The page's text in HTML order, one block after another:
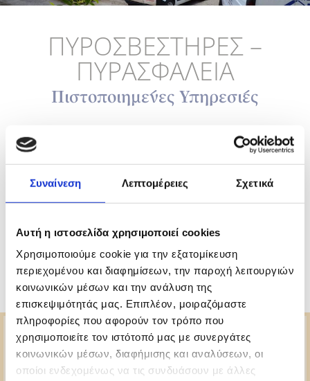
Συναίνεση Λεπτομέρειες Σχετικά
Αυτή η ιστοσελίδα χρησιμοποιεί cookies
Χρησιμοποιούμε cookie για την εξατομίκευση
περιεχομένου και διαφημίσεων, την παροχή λειτουργιών
κοινωνικών μέσων και την ανάλυση της
επισκεψιμότητάς μας. Επιπλέον, μοιραζόμαστε
πληροφορίες που αφορούν τον τρόπο που
χρησιμοποιείτε τον ιστότοπό μας με συνεργάτες
κοινωνικών μέσων, διαφήμισης και αναλύσεων, οι
οποίοι ενδεχομένως να τις συνδυάσουν με άλλες
ΠΥΡΟΣΒΕΣΤΗΡΕΣ –
ΠΥΡΑΣΦΑΛΕΙΑ
Πιστοποιημένες Υπηρεσίες
Μπορούμε να προμηθεύσουμε,
εγκαταστήσουμε, συντηρήσουμε 6KG και
12KG Πυροσβεστήρες.
- ΔΩΡΕΑΝ ΧΡΗΣΗ ΠΥΡΟΣΒΕΣΤΗΡΩΝ
- ΠΑΡΑΛΑΒΗ ΚΑΙ ΠΑΡΑΔΟΣΗ ΣΤΟ ΧΩΡΟ ΣΑΣ
(ΠΙΣΤΟΠΟΙΗΤΙΚΟ ΑΠΟ ΠΥΡΟΤΕΧΝΙΚΟ)
Επικοινωνήστε μαζί μας για
προσφορά, στα τηλέφωνα210 8256682